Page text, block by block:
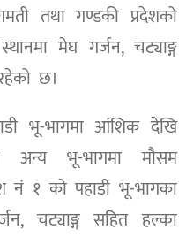
तथा गण्डकी प्रदेशको
मेघ गर्जन, चट्याङ्ग
छ।
भू-भागमा आंशिक देखि
अन्य भू-भागमा मौसम
नं १ को पहाडी भू-भागका
चट्याङ्ग सहित हल्का